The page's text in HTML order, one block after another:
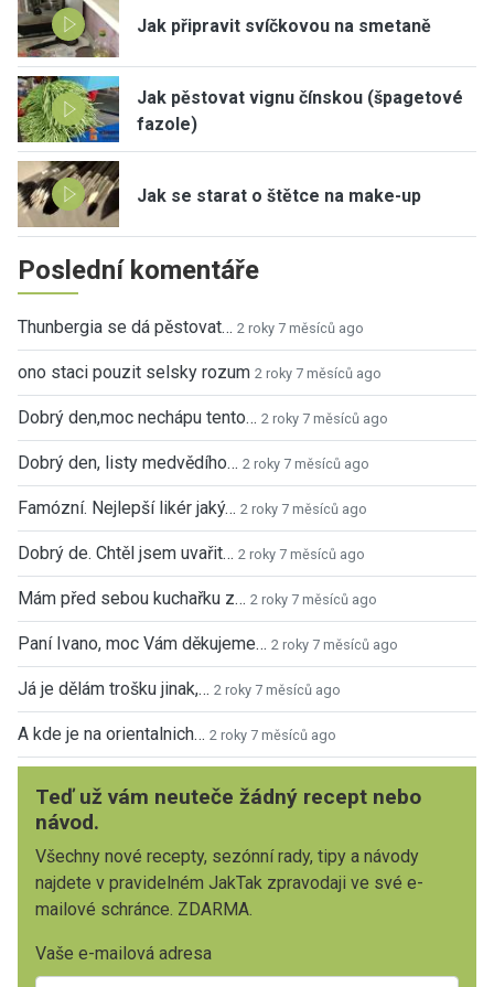
Jak připravit svíčkovou na smetaně
Jak pěstovat vignu čínskou (špagetové
fazole)
Jak se starat o štětce na make-up
Poslední komentáře
Thunbergia se dá pěstovat… 2 roky 7 měsíců ago
ono staci pouzit selsky rozum 2 roky 7 měsíců ago
Dobrý den,moc nechápu tento… 2 roky 7 měsíců ago
Dobrý den, listy medvědího… 2 roky 7 měsíců ago
Famózní. Nejlepší likér jaký… 2 roky 7 měsíců ago
Dobrý de. Chtěl jsem uvařit… 2 roky 7 měsíců ago
Mám před sebou kuchařku z… 2 roky 7 měsíců ago
Paní Ivano, moc Vám děkujeme… 2 roky 7 měsíců ago
Já je dělám trošku jinak,… 2 roky 7 měsíců ago
A kde je na orientalnich… 2 roky 7 měsíců ago
Teď už vám neuteče žádný recept nebo
návod.
Všechny nové recepty, sezónní rady, tipy a návody
najdete v pravidelném JakTak zpravodaji ve své e-
mailové schránce. ZDARMA.
Vaše e-mailová adresa